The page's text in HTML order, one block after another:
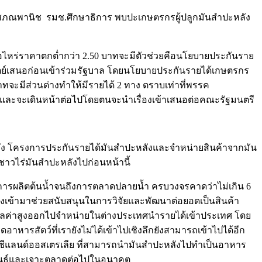
ณพานิช รมช.ศึกษาธิการ พบปะเกษตรกรผู้ปลูกมันสําปะหลัง
หร่ราคาตกต่ำกว่า 2.50 บาทจะมีตัวช่วยคือนโยบายประกันราย
นอก่อนเข้าร่วมรัฐบาล โดยนโยบายประกันรายได้เกษตรกร
ะมีส่วนต่างทำให้มีรายได้ 2 ทาง ตราบเท่าที่พรรค
ะจะเดินหน้าต่อไปโดยตนจะนำเรื่องเข้าเสนอต่อคณะรัฐมนตรี
โครงการประกันรายได้มันสำปะหลังและจำหน่ายสินค้าจากมัน
าวไร่มันสำปะหลังไปก่อนหน้านี้
ผลิตต้นน้ำจนถึงการตลาดปลายน้ำ ครบวงจรคาดว่าไม่เกิน 6
เข้ามาช่วยสนับสนุนในการวิจัยและพัฒนาต่อยอดเป็นสินค้า
สูงออกไปจำหน่ายในต่างประเทศนำรายได้เข้าประเทศ โดย
หารสัตว์ที่เรายังไม่ได้เข้าไปเชิงลึกยังสามารถเข้าไปได้อีก
นด์ออสเตรเลีย ที่สามารถนำมันสำปะหลังไปทำเป็นอาหาร
และเจาะตลาดต่อไปในอนาคต